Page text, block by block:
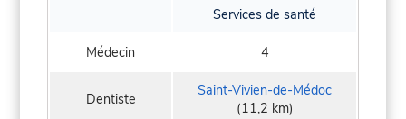
Services de santé
Médecin 4
Dentiste
Saint-Vivien-de-Médoc
(11,2 km)